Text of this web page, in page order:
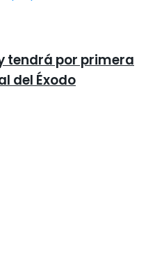
tendrá por primera
del Éxodo